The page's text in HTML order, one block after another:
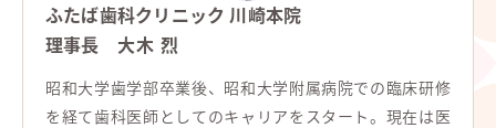
ふたば歯科クリニック 川崎本院
理事長 大木 烈
昭和大学歯学部卒業後、昭和大学附属病院での臨床研修
を経て歯科医師としてのキャリアをスタート。現在は医